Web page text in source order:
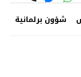
شؤون برلمانية